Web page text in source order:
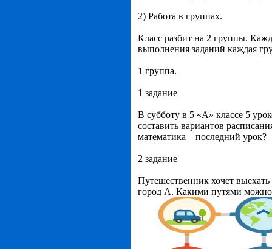
2) Работа в группах.
Класс разбит на 2 группы.
выполнения заданий каждая
1 группа.
1 задание
В субботу в 5 «А» классе 5
составить вариантов
математика – последний урок?
2 задание
Путешественник хочет
город А. Какими путями можно